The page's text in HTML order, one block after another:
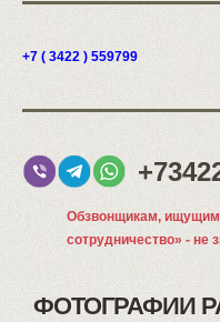
+7 ( 3422 ) 559799
Обзвонщикам,
сотрудничество» - не
ФОТОГРАФИИ